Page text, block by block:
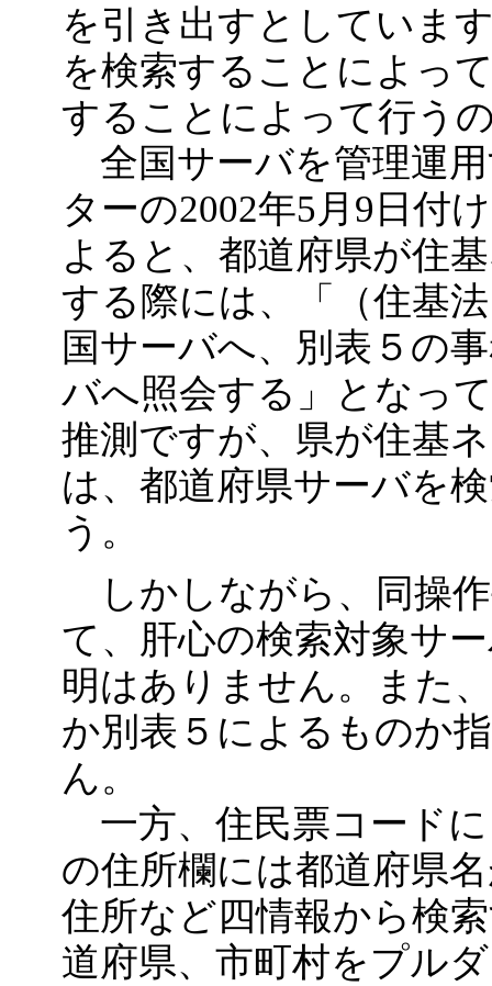
を引き出すとしていま
を検索することによっ
することによって行う
全国サーバを管理運
ターの2002年5月9日付
よると、都道府県が住
する際には、「（住基
国サーバへ、別表５の
バへ照会する」となっ
推測ですが、県が住基
は、都道府県サーバを
う。
しかしながら、同操
て、肝心の検索対象サ
明はありません。また
か別表５によるものか
ん。
一方、住民票コード
の住所欄には都道府県
住所など四情報から検
道府県、市町村をプル